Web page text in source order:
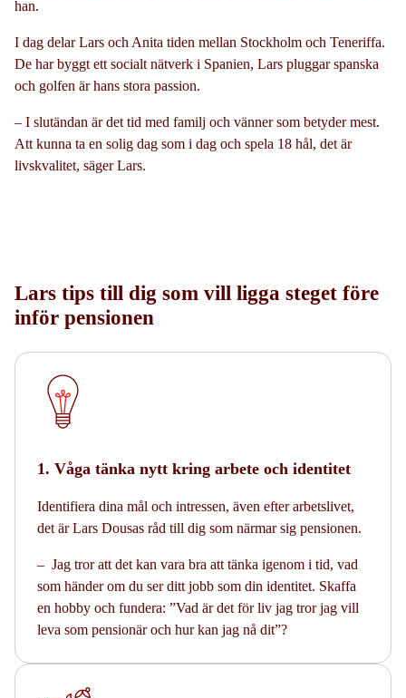
han.
I dag delar Lars och Anita tiden mellan Stockholm och Teneriffa.
De har byggt ett socialt nätverk i Spanien, Lars pluggar spanska
och golfen är hans stora passion.
– I slutändan är det tid med familj och vänner som betyder mest.
Att kunna ta en solig dag som i dag och spela 18 hål, det är
livskvalitet, säger Lars.
Lars tips till dig som vill ligga steget före
inför pensionen
1. Våga tänka nytt kring arbete och identitet
Identifiera dina mål och intressen, även efter arbetslivet,
det är Lars Dousas råd till dig som närmar sig pensionen.
– Jag tror att det kan vara bra att tänka igenom i tid, vad
som händer om du ser ditt jobb som din identitet. Skaffa
en hobby och fundera: ”Vad är det för liv jag tror jag vill
leva som pensionär och hur kan jag nå dit”?